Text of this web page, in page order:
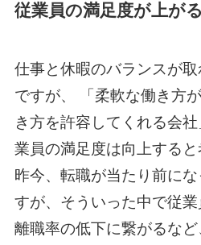
従業員の満足度が上がる
仕事と休暇のバランスが
ですが、 「柔軟な働き方
き方を許容してくれる会
業員の満足度は向上する
昨今、転職が当たり前に
すが、そういった中で従業
離職率の低下に繋がるな